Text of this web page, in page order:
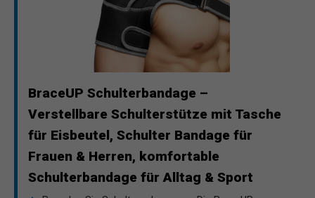
BraceUP Schulterbandage –
Verstellbare Schulterstütze mit Tasche
für Eisbeutel, Schulter Bandage für
Frauen & Herren, komfortable
Schulterbandage für Alltag & Sport